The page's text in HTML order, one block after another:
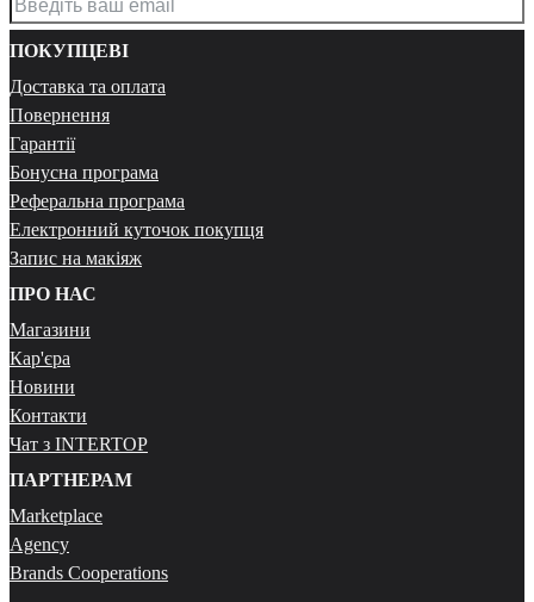
ПОКУПЦЕВІ
Доставка та оплата
Повернення
Гарантії
Бонусна програма
Реферальна програма
Електронний куточок покупця
Запис на макіяж
ПРО НАС
Магазини
Кар'єра
Новини
Контакти
Чат з INTERTOP
ПАРТНЕРАМ
Marketplace
Agency
Brands Cooperations